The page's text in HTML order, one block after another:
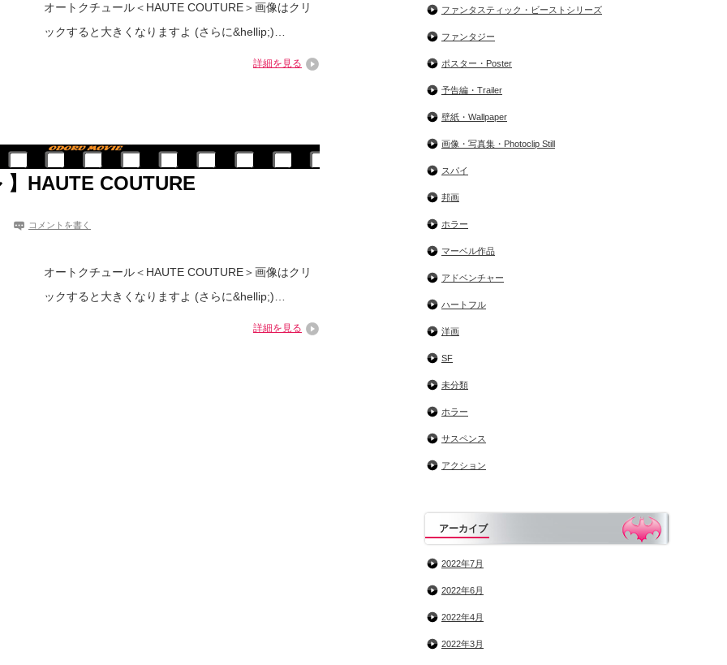
オートクチュール＜HAUTE COUTURE＞画像はクリ
ックすると大きくなりますよ (さらに&hellip;)…
詳細を見る
】HAUTE COUTURE
コメントを書く
オートクチュール＜HAUTE COUTURE＞画像はクリ
ックすると大きくなりますよ (さらに&hellip;)…
詳細を見る
ファンタスティック・ビーストシリーズ
ファンタジー
ポスター・Poster
予告編・Trailer
壁紙・Wallpaper
画像・写真集・Photoclip Still
スパイ
邦画
ホラー
マーベル作品
アドベンチャー
ハートフル
洋画
SF
未分類
ホラー
サスペンス
アクション
アーカイブ
2022年7月
2022年6月
2022年4月
2022年3月